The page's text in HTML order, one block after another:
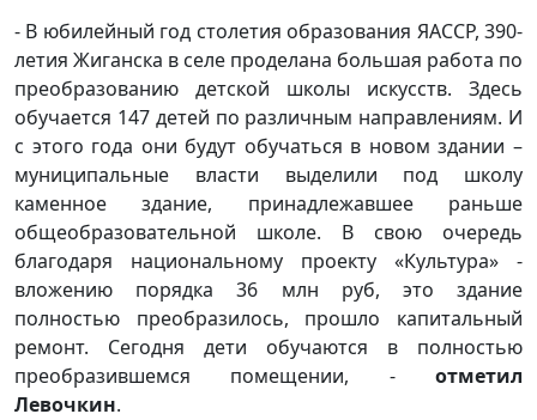
- В юбилейный год столетия образования ЯАССР, 390-
летия Жиганска в селе проделана большая работа по
преобразованию детской школы искусств. Здесь
обучается 147 детей по различным направлениям. И
с этого года они будут обучаться в новом здании –
муниципальные власти выделили под школу
каменное здание, принадлежавшее раньше
общеобразовательной школе. В свою очередь
благодаря национальному проекту «Культура» -
вложению порядка 36 млн руб, это здание
полностью преобразилось, прошло капитальный
ремонт. Сегодня дети обучаются в полностью
преобразившемся помещении, -отметил
Левочкин.